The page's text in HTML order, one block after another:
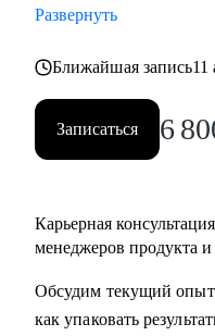
проектным менеджерам
карьеры
Развернуть
Ближайшая запись11
Записаться 6
Карьерная
менеджеров продукта
Обсудим текущий
как упаковать